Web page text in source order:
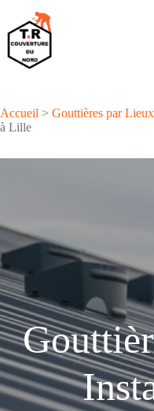
contenu
Accueil > Gouttières par Lieux
à Lille